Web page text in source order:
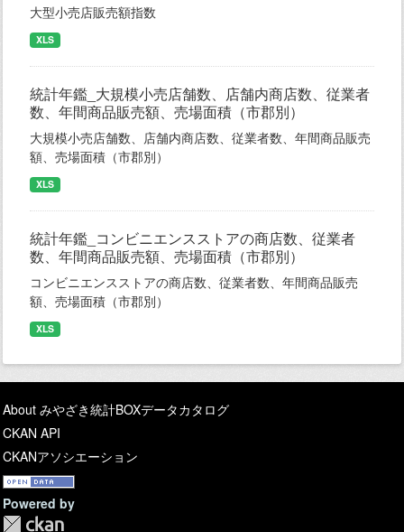
大型小売店販売額指数
XLS
統計年鑑_大規模小売店舗数、店舗内商店数、従業者
数、年間商品販売額、売場面積（市郡別）
大規模小売店舗数、店舗内商店数、従業者数、年間商品販売
額、売場面積（市郡別）
XLS
統計年鑑_コンビニエンスストアの商店数、従業者
数、年間商品販売額、売場面積（市郡別）
コンビニエンスストアの商店数、従業者数、年間商品販売
額、売場面積（市郡別）
XLS
About みやざき統計BOXデータカタログ
CKAN API
CKANアソシエーション
Powered by